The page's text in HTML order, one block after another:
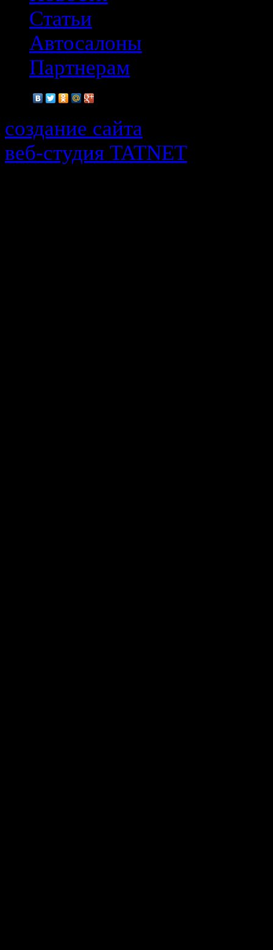
Статьи
Автосалоны
Партнерам
создание сайта
веб-cтудия TATNET